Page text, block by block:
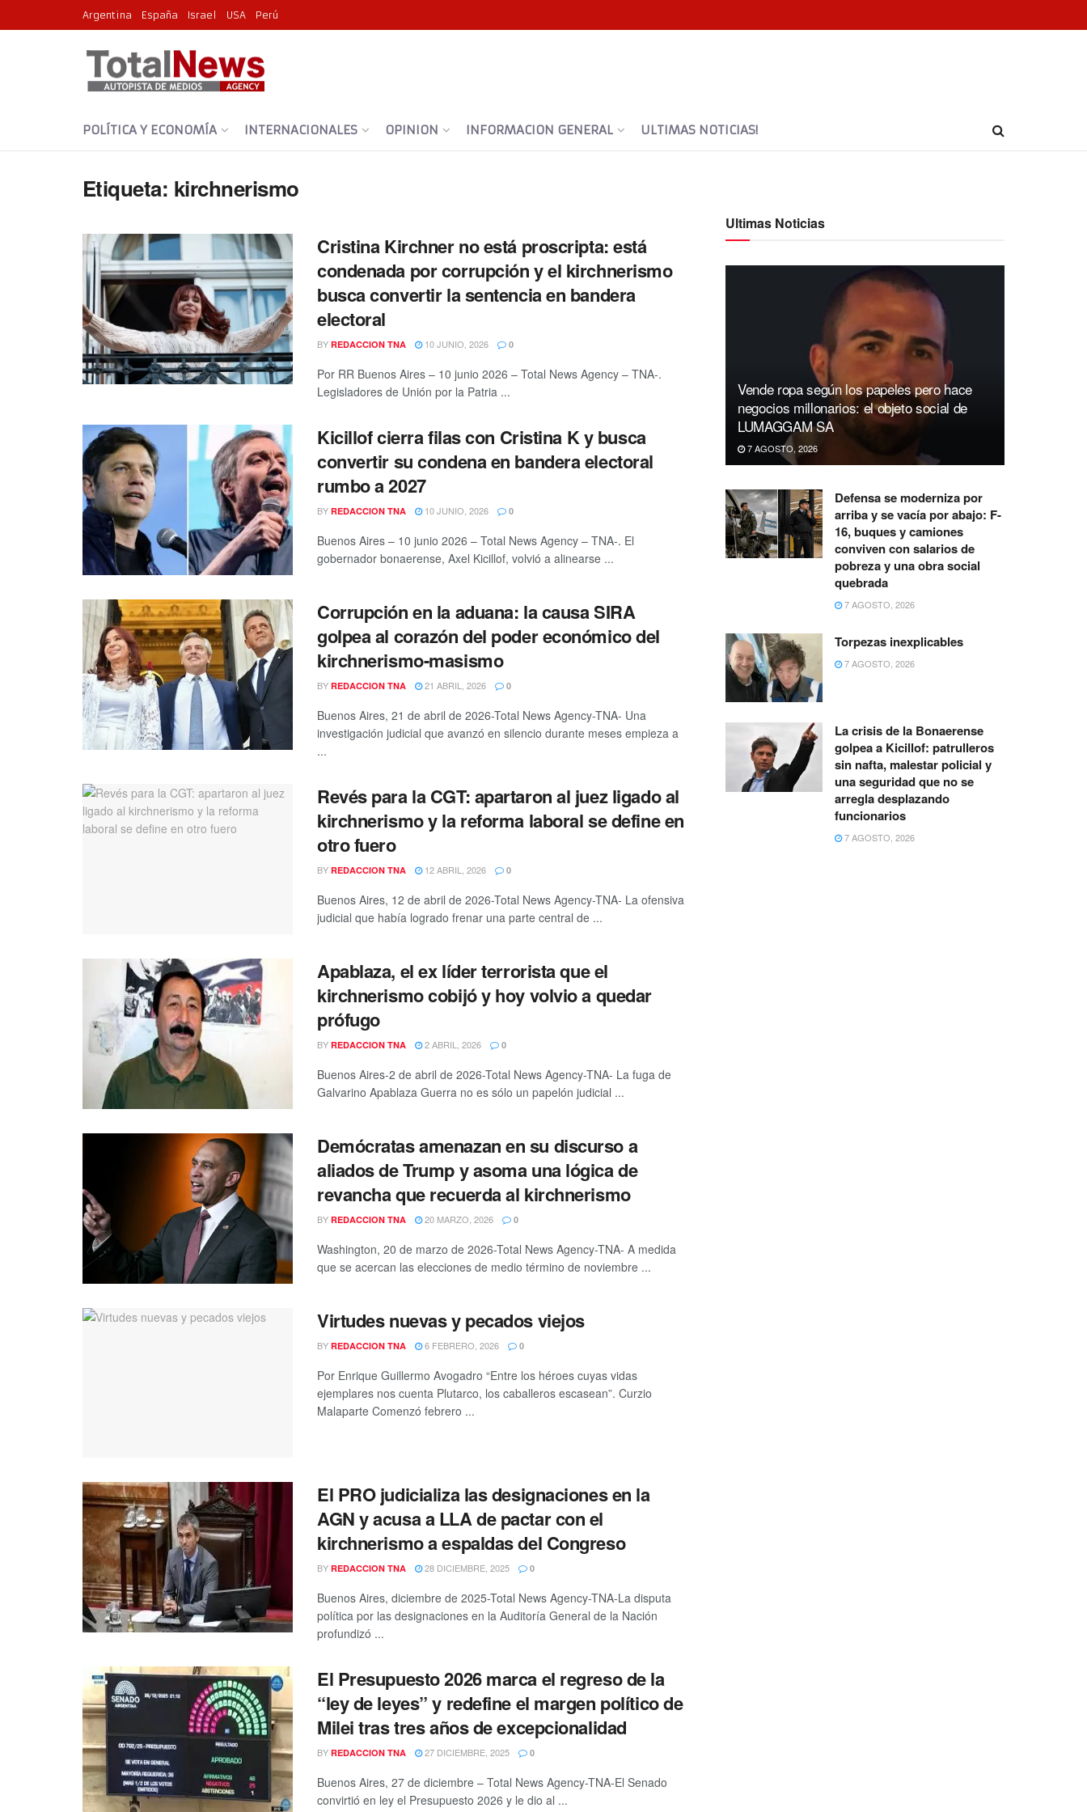
Argentina España Israel USA Perú
POLÍTICA Y ECONOMÍA INTERNACIONALES OPINION INFORMACION GENERAL ULTIMAS NOTICIAS!
Etiqueta: kirchnerismo
Cristina Kirchner no está proscripta: está
condenada por corrupción y el kirchnerismo
busca convertir la sentencia en bandera
electoral
BY REDACCION TNA 10 JUNIO, 2026 0
Por RR Buenos Aires – 10 junio 2026 – Total News Agency – TNA-.
Legisladores de Unión por la Patria ...
Kicillof cierra filas con Cristina K y busca
convertir su condena en bandera electoral
rumbo a 2027
BY REDACCION TNA 10 JUNIO, 2026 0
Buenos Aires – 10 junio 2026 – Total News Agency – TNA-. El
gobernador bonaerense, Axel Kicillof, volvió a alinearse ...
Corrupción en la aduana: la causa SIRA
golpea al corazón del poder económico del
kirchnerismo-masismo
BY REDACCION TNA 21 ABRIL, 2026 0
Buenos Aires, 21 de abril de 2026-Total News Agency-TNA- Una
investigación judicial que avanzó en silencio durante meses empieza a
...
Revés para la CGT: apartaron al juez ligado al
kirchnerismo y la reforma laboral se define en
otro fuero
BY REDACCION TNA 12 ABRIL, 2026 0
Buenos Aires, 12 de abril de 2026-Total News Agency-TNA- La ofensiva
judicial que había logrado frenar una parte central de ...
Apablaza, el ex líder terrorista que el
kirchnerismo cobijó y hoy volvio a quedar
prófugo
BY REDACCION TNA 2 ABRIL, 2026 0
Buenos Aires-2 de abril de 2026-Total News Agency-TNA- La fuga de
Galvarino Apablaza Guerra no es sólo un papelón judicial ...
Demócratas amenazan en su discurso a
aliados de Trump y asoma una lógica de
revancha que recuerda al kirchnerismo
BY REDACCION TNA 20 MARZO, 2026 0
Washington, 20 de marzo de 2026-Total News Agency-TNA- A medida
que se acercan las elecciones de medio término de noviembre ...
Virtudes nuevas y pecados viejos
BY REDACCION TNA 6 FEBRERO, 2026 0
Por Enrique Guillermo Avogadro “Entre los héroes cuyas vidas
ejemplares nos cuenta Plutarco, los caballeros escasean”. Curzio
Malaparte Comenzó febrero ...
El PRO judicializa las designaciones en la
AGN y acusa a LLA de pactar con el
kirchnerismo a espaldas del Congreso
BY REDACCION TNA 28 DICIEMBRE, 2025 0
Buenos Aires, diciembre de 2025-Total News Agency-TNA-La disputa
política por las designaciones en la Auditoría General de la Nación
profundizó ...
El Presupuesto 2026 marca el regreso de la
“ley de leyes” y redefine el margen político de
Milei tras tres años de excepcionalidad
BY REDACCION TNA 27 DICIEMBRE, 2025 0
Buenos Aires, 27 de diciembre – Total News Agency-TNA-El Senado
convirtió en ley el Presupuesto 2026 y le dio al ...
Ultimas Noticias
Vende ropa según los papeles pero hace
negocios millonarios: el objeto social de
LUMAGGAM SA
7 AGOSTO, 2026
Defensa se moderniza por
arriba y se vacía por abajo: F-
16, buques y camiones
conviven con salarios de
pobreza y una obra social
quebrada
7 AGOSTO, 2026
Torpezas inexplicables
7 AGOSTO, 2026
La crisis de la Bonaerense
golpea a Kicillof: patrulleros
sin nafta, malestar policial y
una seguridad que no se
arregla desplazando
funcionarios
7 AGOSTO, 2026